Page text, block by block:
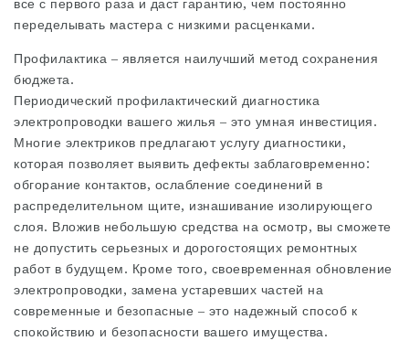
все с первого раза и даст гарантию, чем постоянно
переделывать мастера с низкими расценками.
Профилактика – является наилучший метод сохранения
бюджета.
Периодический профилактический диагностика
электропроводки вашего жилья – это умная инвестиция.
Многие электриков предлагают услугу диагностики,
которая позволяет выявить дефекты заблаговременно:
обгорание контактов, ослабление соединений в
распределительном щите, изнашивание изолирующего
слоя. Вложив небольшую средства на осмотр, вы сможете
не допустить серьезных и дорогостоящих ремонтных
работ в будущем. Кроме того, своевременная обновление
электропроводки, замена устаревших частей на
современные и безопасные – это надежный способ к
спокойствию и безопасности вашего имущества.